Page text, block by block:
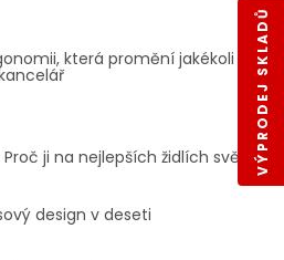
která promění jakékoli
ji na nejlepších židlích světa
design v deseti
VÝPRODEJ SKLADŮ